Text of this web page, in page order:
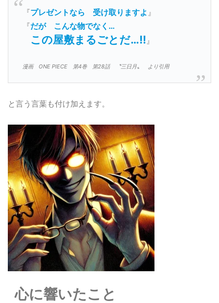
『プレゼントなら 受け取りますよ 』
『だが こんな物でなく…
この屋敷まるごとだ…!!』
漫画 ONE PIECE 第4巻 第28話 〝三日月〟 より引用
と言う言葉も付け加えます。
心に響いたこと